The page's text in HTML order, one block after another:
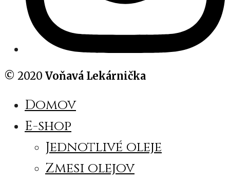
© 2020 Voňavá Lekárnička
Domov
E-shop
Jednotlivé oleje
Zmesi olejov